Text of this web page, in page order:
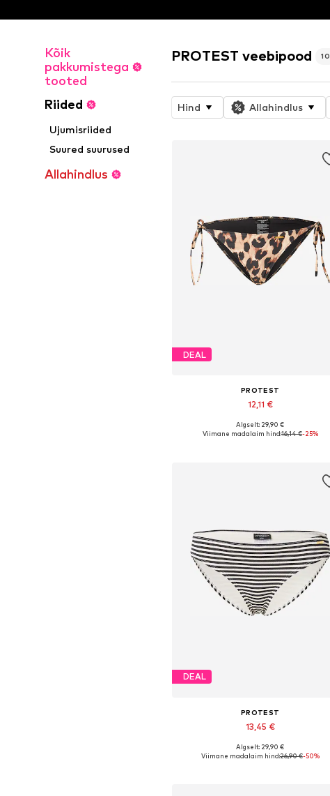
Kõik
pakkumistega
tooted
Riided
Ujumisriided
Suured suurused
Allahindlus
PROTEST veebipood 10
Hind Allahindlus
DEAL
PROTEST
12,11 €
Saadaolevad suurused: L, XL
Algselt: 29,90 €
Viimane madalaim hind:16,14 €-25%
DEAL
PROTEST
13,45 €
Saadaolevad suurused: S, XXL
Algselt: 29,90 €
Viimane madalaim hind:26,90 €-50%